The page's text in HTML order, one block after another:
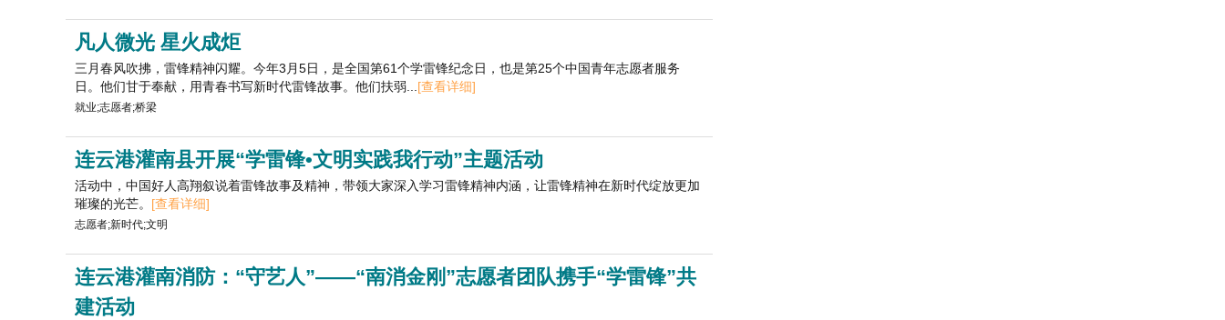
凡人微光 星火成炬
三月春风吹拂，雷锋精神闪耀。今年3月5日，是全国第61个学雷锋纪念日，也是第25个中国青年志愿者服务
日。他们甘于奉献，用青春书写新时代雷锋故事。他们扶弱... [查看详细]
就业;志愿者;桥梁
连云港灌南县开展“学雷锋•文明实践我行动”主题活动
活动中，中国好人高翔叙说着雷锋故事及精神，带领大家深入学习雷锋精神内涵，让雷锋精神在新时代绽放更加
璀璨的光芒。 [查看详细]
志愿者;新时代;文明
连云港灌南消防：“守艺人”——“南消金刚”志愿者团队携手“学雷锋”共
建活动